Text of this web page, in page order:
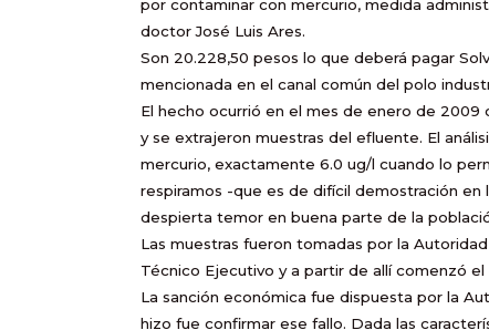
por contaminar con mercurio, medida
doctor José Luis Ares.
Son 20.228,50 pesos lo que deberá pagar
mencionada en el canal común del polo
El hecho ocurrió en el mes de enero de 2009
y se extrajeron muestras del efluente. El
mercurio, exactamente 6.0 ug/l cuando lo
respiramos -que es de difícil demostración
despierta temor en buena parte de la
Las muestras fueron tomadas por la
Técnico Ejecutivo y a partir de allí comenzó
La sanción económica fue dispuesta por la
hizo fue confirmar ese fallo. Dada las